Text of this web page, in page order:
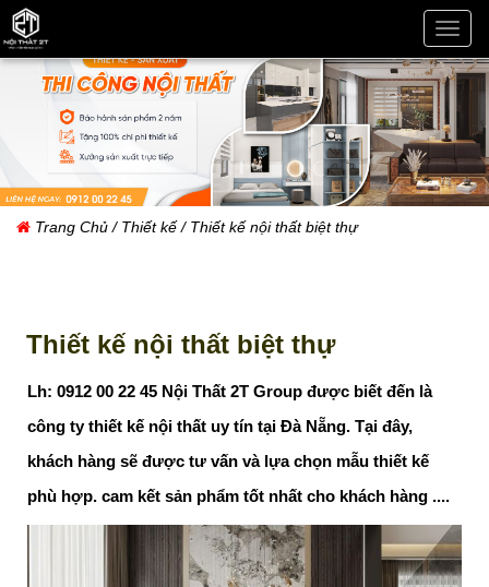
THI
NỘI
ĐÀ
Trang Chủ/Thiết kế/ Thiết kế nội thất biệt thự
Thiết kế nội thất biệt thự
Lh: 0912 00 22 45 Nội Thất 2T Group được biết đến là
công ty thiết kế nội thất uy tín tại Đà Nẵng. Tại đây,
khách hàng sẽ được tư vấn và lựa chọn mẫu thiết kế
phù hợp. cam kết sản phẩm tốt nhất cho khách hàng ....